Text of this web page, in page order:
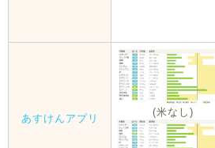
あすけんアプリ
(米なし)